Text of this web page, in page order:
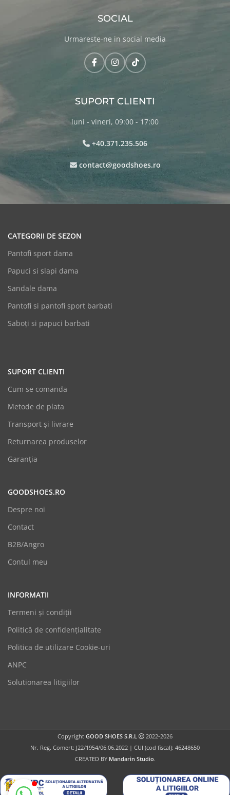
SOCIAL
Urmareste-ne in social media
SUPORT CLIENTI
luni - vineri, 09:00 - 17:00
+40.371.235.506
contact@goodshoes.ro
CATEGORII DE SEZON
Pantofi sport dama
Papuci si slapi dama
Sandale dama
Pantofi si pantofi sport barbati
Saboți si papuci barbati
SUPORT CLIENTI
Cum se comanda
Metode de plata
Transport și livrare
Returnarea produselor
Garanția
GOODSHOES.RO
Despre noi
Contact
B2B/Angro
Contul meu
INFORMATII
Termeni şi condiții
Politică de confidențialitate
Politica de utilizare Cookie-uri
ANPC
Solutionarea litigiilor
Copyright GOOD SHOES S.R.L
2022-2026
Nr. Reg. Comert: J22/1954/06.06.2022 | CUI (cod fiscal): 46248650
CREATED BY Mandarin Studio.